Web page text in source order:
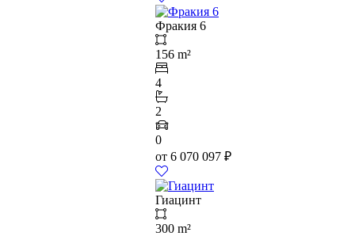
Фракия 6
156 m²
4
2
0
от 6 070 097 ₽
Гиацинт
300 m²